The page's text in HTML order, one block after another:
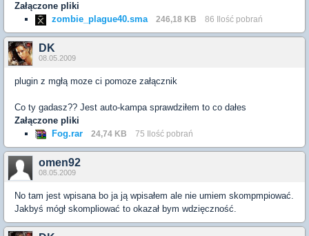
Załączone pliki
zombie_plague40.sma
246,18 KB 86 Ilość pobrań
DK
08.05.2009
plugin z mgłą moze ci pomoze załącznik
Co ty gadasz?? Jest auto-kampa sprawdziłem to co dałes
Załączone pliki
Fog.rar
24,74 KB 75 Ilość pobrań
omen92
08.05.2009
No tam jest wpisana bo ja ją wpisałem ale nie umiem skompmpiować.
Jakbyś mógł skompliować to okazał bym wdzięczność.